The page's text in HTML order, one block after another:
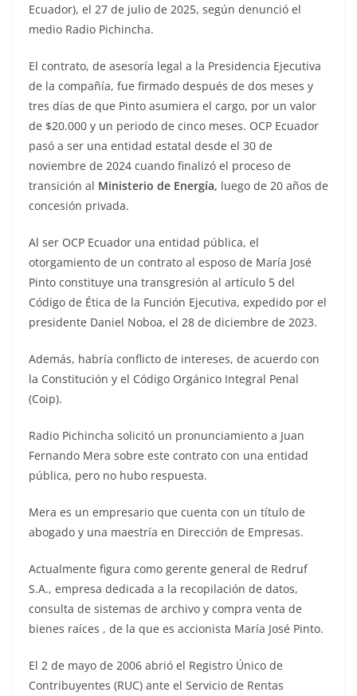
Ecuador), el 27 de julio de 2025, según denunció el
medio Radio Pichincha.
El contrato, de asesoría legal a la Presidencia Ejecutiva
de la compañía, fue firmado después de dos meses y
tres días de que Pinto asumiera el cargo, por un valor
de $20.000 y un periodo de cinco meses. OCP Ecuador
pasó a ser una entidad estatal desde el 30 de
noviembre de 2024 cuando finalizó el proceso de
transición al Ministerio de Energía, luego de 20 años de
concesión privada.
Al ser OCP Ecuador una entidad pública, el
otorgamiento de un contrato al esposo de María José
Pinto constituye una transgresión al artículo 5 del
Código de Ética de la Función Ejecutiva, expedido por el
presidente Daniel Noboa, el 28 de diciembre de 2023.
Además, habría conflicto de intereses, de acuerdo con
la Constitución y el Código Orgánico Integral Penal
(Coip).
Radio Pichincha solicitó un pronunciamiento a Juan
Fernando Mera sobre este contrato con una entidad
pública, pero no hubo respuesta.
Mera es un empresario que cuenta con un título de
abogado y una maestría en Dirección de Empresas.
Actualmente figura como gerente general de Redruf
S.A., empresa dedicada a la recopilación de datos,
consulta de sistemas de archivo y compra venta de
bienes raíces , de la que es accionista María José Pinto.
El 2 de mayo de 2006 abrió el Registro Único de
Contribuyentes (RUC) ante el Servicio de Rentas